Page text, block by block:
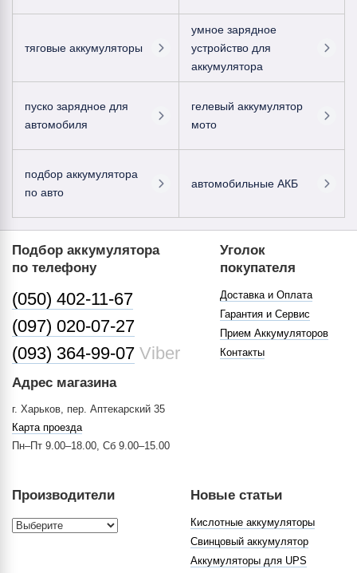
тяговые аккумуляторы
умное зарядное
устройство для
аккумулятора
пуско зарядное для
автомобиля
гелевый аккумулятор
мото
подбор аккумулятора
по авто
автомобильные АКБ
Подбор аккумулятора
по телефону
(050) 402-11-67
(097) 020-07-27
(093) 364-99-07 Viber
Адрес магазина
г. Харьков, пер. Аптекарский 35
Карта проезда
Пн–Пт 9.00–18.00, Сб 9.00–15.00
Уголок
покупателя
Доставка и Оплата
Гарантия и Сервис
Прием Аккумуляторов
Контакты
Производители Новые статьи
Кислотные аккумуляторы
Свинцовый аккумулятор
Аккумуляторы для UPS